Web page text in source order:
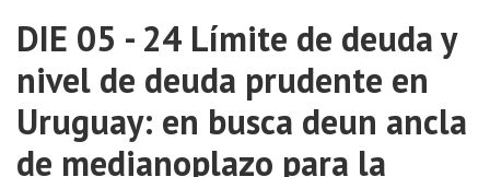
DIE 05 - 24 Límite de deuda y
nivel de deuda prudente en
Uruguay: en busca deun ancla
de medianoplazo para la